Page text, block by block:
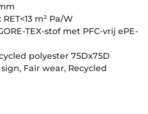
m² Pa/W
TEX-stof met PFC-vrij ePE-
polyester 75Dx75D
Fair wear, Recycled